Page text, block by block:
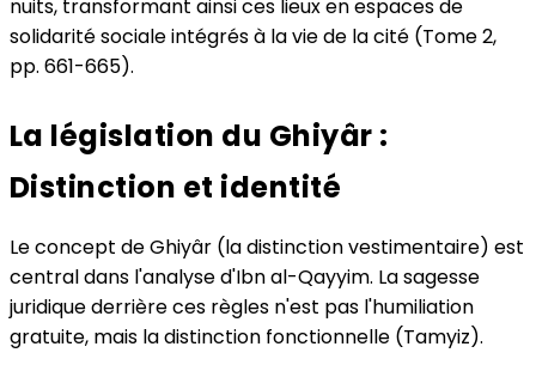
nuits, transformant ainsi ces lieux en espaces de
solidarité sociale intégrés à la vie de la cité (Tome 2,
pp. 661-665).
La législation du Ghiyâr :
Distinction et identité
Le concept de Ghiyâr (la distinction vestimentaire) est
central dans l'analyse d'Ibn al-Qayyim. La sagesse
juridique derrière ces règles n'est pas l'humiliation
gratuite, mais la distinction fonctionnelle (Tamyiz).